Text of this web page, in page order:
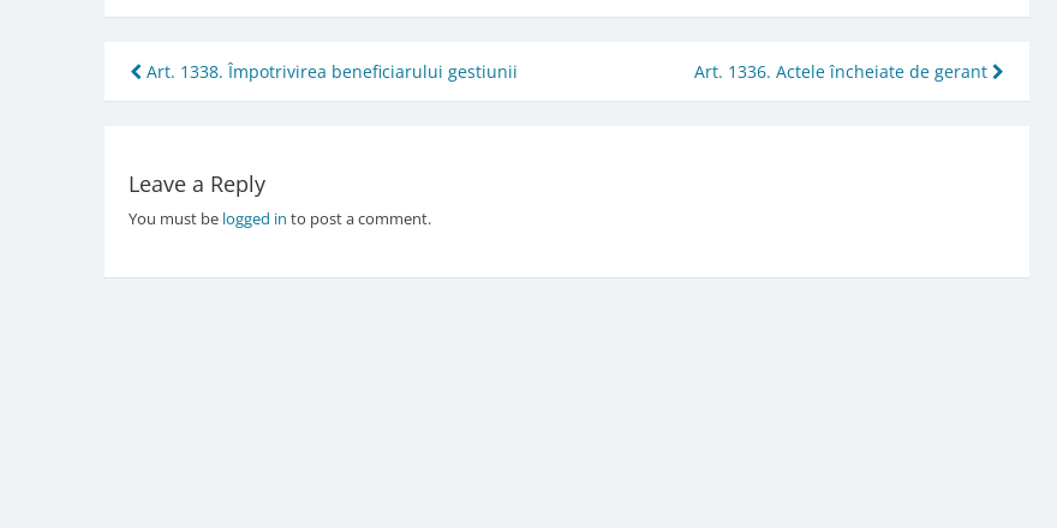
Post
navigation
Art. 1338. Împotrivirea beneficiarului gestiunii Art. 1336. Actele încheiate de gerant
Leave a Reply
You must be logged in to post a comment.